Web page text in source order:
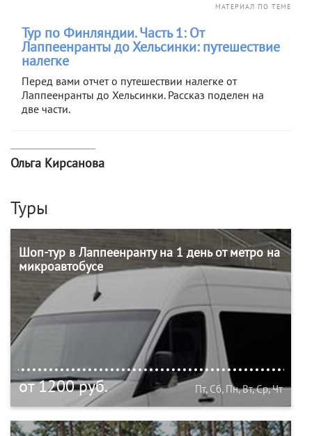
МАТЕРИАЛ ПО ТЕМЕ
Тур по Финляндии. Часть 1: От
Лаппеенранты до Хельсинки: путешествие
налегке
Перед вами отчет о путешествии налегке от
Лаппеенранты до Хельсинки. Рассказ поделен на
две части.
Ольга Кирсанова
Туры
Шоп-тур в Лаппеенранту на 1 день от метро на
микроавтобусе
от 1200 руб. Пт, Сб, Пн, Вт, Ср, Чт